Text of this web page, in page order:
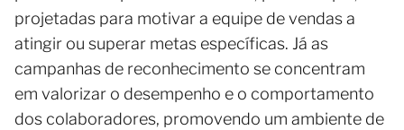
projetadas para motivar a equipe de vendas a
atingir ou superar metas específicas. Já as
campanhas de reconhecimento se concentram
em valorizar o desempenho e o comportamento
dos colaboradores, promovendo um ambiente de